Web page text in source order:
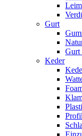
Gurt
Gurt
Keder